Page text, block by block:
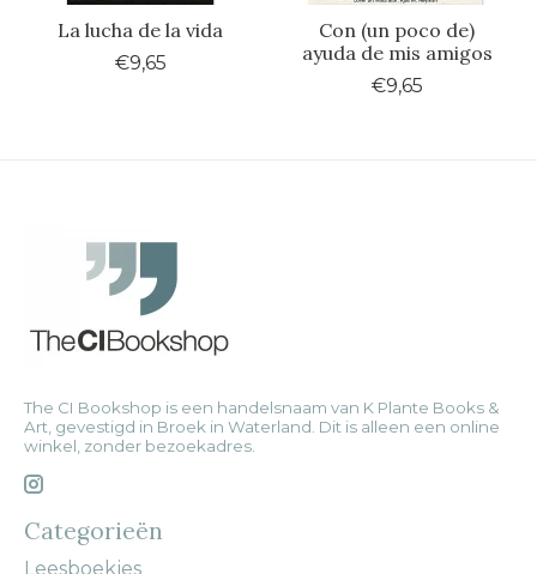
La lucha de la vida
€9,65
Con (un poco de)
ayuda de mis amigos
€9,65
The CI Bookshop is een handelsnaam van K Plante Books &
Art, gevestigd in Broek in Waterland. Dit is alleen een online
winkel, zonder bezoekadres.
Categorieën
Leesboekjes